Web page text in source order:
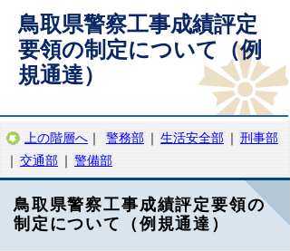
鳥取県警察工事成績評定
要領の制定について（例
規通達）
上の階層へ ｜ 警務部 ｜ 生活安全部 ｜ 刑事部
｜ 交通部 ｜ 警備部
鳥取県警察工事成績評定要領の
制定について（例規通達）